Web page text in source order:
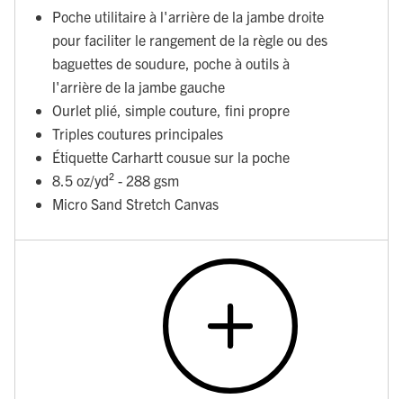
Poche utilitaire à l'arrière de la jambe droite
pour faciliter le rangement de la règle ou des
baguettes de soudure, poche à outils à
l'arrière de la jambe gauche
Ourlet plié, simple couture, fini propre
Triples coutures principales
Étiquette Carhartt cousue sur la poche
8.5 oz/yd² - 288 gsm
Micro Sand Stretch Canvas